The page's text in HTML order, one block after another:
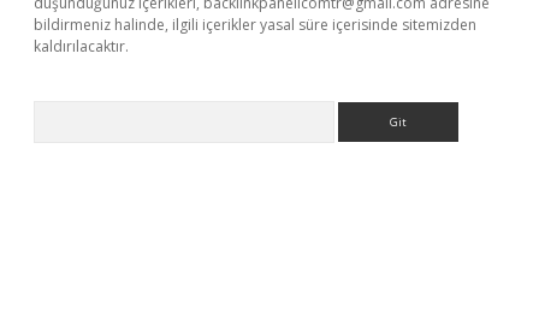
bildirmeniz halinde, ilgili içerikler yasal süre içerisinde sitemizden
kaldırılacaktır.